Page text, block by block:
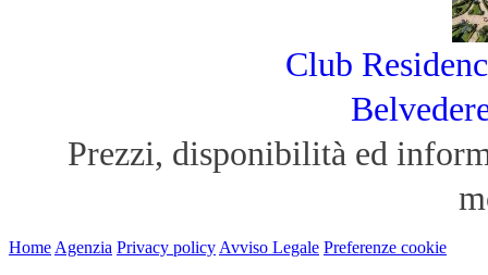
Club
Prezzi, disponibilità ed
Home Agenzia Privacy policy Avviso Legale Preferenze cookie